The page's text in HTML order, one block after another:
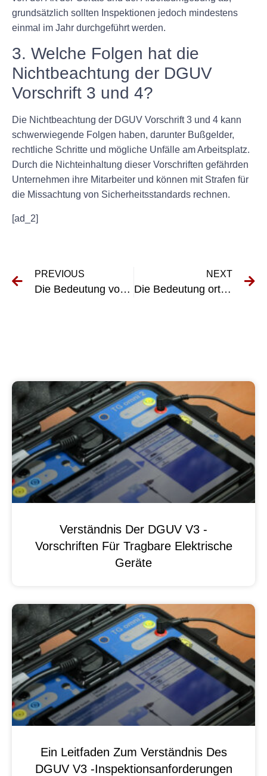
grundsätzlich sollten Inspektionen jedoch mindestens
einmal im Jahr durchgeführt werden.
3. Welche Folgen hat die
Nichtbeachtung der DGUV
Vorschrift 3 und 4?
Die Nichtbeachtung der DGUV Vorschrift 3 und 4 kann
schwerwiegende Folgen haben, darunter Bußgelder,
rechtliche Schritte und mögliche Unfälle am Arbeitsplatz.
Durch die Nichteinhaltung dieser Vorschriften gefährden
Unternehmen ihre Mitarbeiter und können mit Strafen für
die Missachtung von Sicherheitsstandards rechnen.
[ad_2]
PREVIOUS
Die Bedeutung von VDE Ortsfeste Anlagen in industriellen Umgebungen verstehen
NEXT
Die Bedeutung ortsveränderlicher VDE-Betriebsmittel am Arbeitsplatz verstehen
Verständnis Der DGUV V3 -
Vorschriften Für Tragbare Elektrische
Geräte
Ein Leitfaden Zum Verständnis Des
DGUV V3 -Inspektionsanforderungen